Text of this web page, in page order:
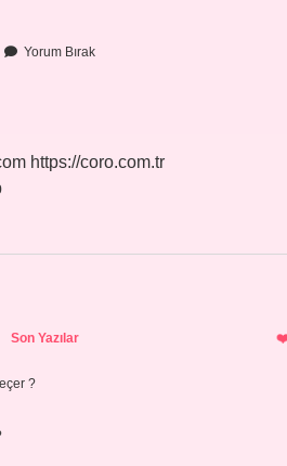
Yorum Bırak
https://coro.com.tr
Son Yazılar
?